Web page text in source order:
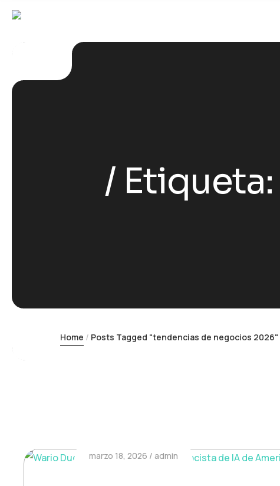
Etiqueta:
Home Posts Tagged "tendencias de negocios 2026"
marzo 18, 2026 admin